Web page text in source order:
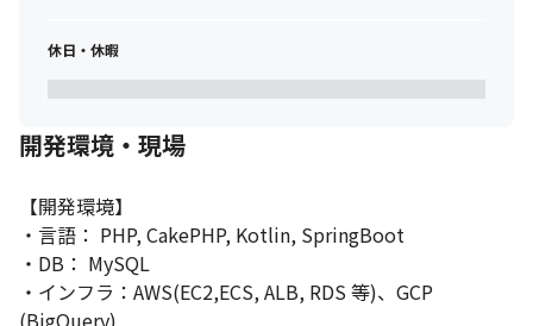
休日・休暇
開発環境・現場
【開発環境】
・言語： PHP, CakePHP, Kotlin, SpringBoot
・DB： MySQL
・インフラ：AWS(EC2,ECS, ALB, RDS 等)、GCP
(BigQuery)